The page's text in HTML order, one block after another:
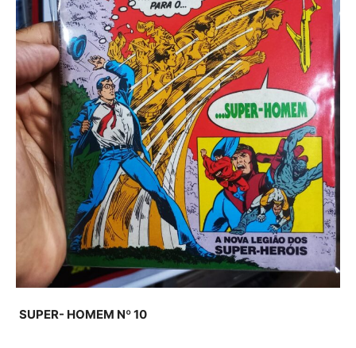
SUPER- HOMEM Nº 10